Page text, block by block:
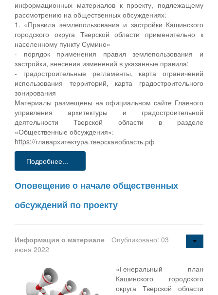
информационных материалов к проекту, подлежащему
рассмотрению на общественных обсуждениях:
1. «Правила землепользования и застройки Кашинского
городского округа Тверской области применительно к
населенному пункту Сумино»
- порядок применения правил землепользования и
застройки, внесения изменений в указанные правила;
- градостроительные регламенты, карта ограничений
использования территорий, карта градостроительного
зонирования
Материалы размещены на официальном сайте Главного
управления архитектуры и градостроительной
деятельности Тверской области в разделе
«Общественные обсуждения»:
https://главархитектура.тверскаяобласть.рф
Подробнее...
Оповещение о начале общественных
обсуждений по проекту
Информация о материале
Опубликовано: 03
июня 2022
«Генеральный план
Кашинского городского
округа Тверской области